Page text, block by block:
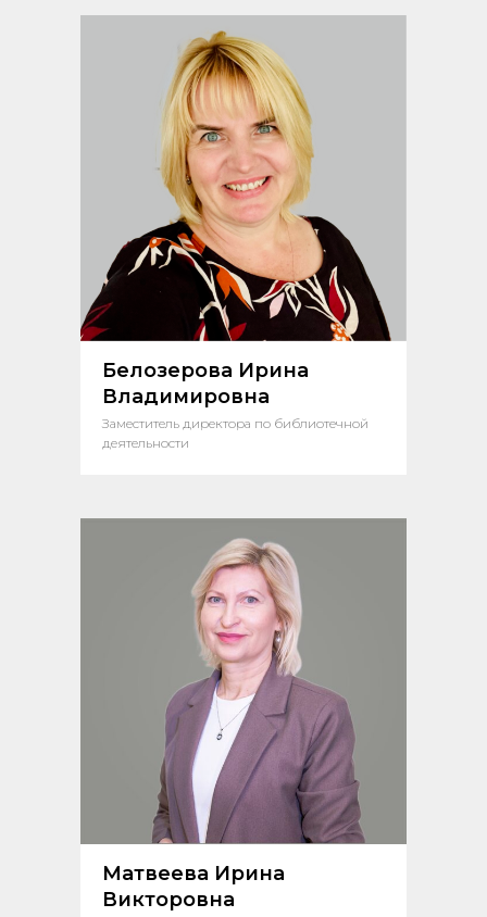
Белозерова Ирина
Владимировна
Заместитель директора по библиотечной
деятельности
Матвеева Ирина
Викторовна